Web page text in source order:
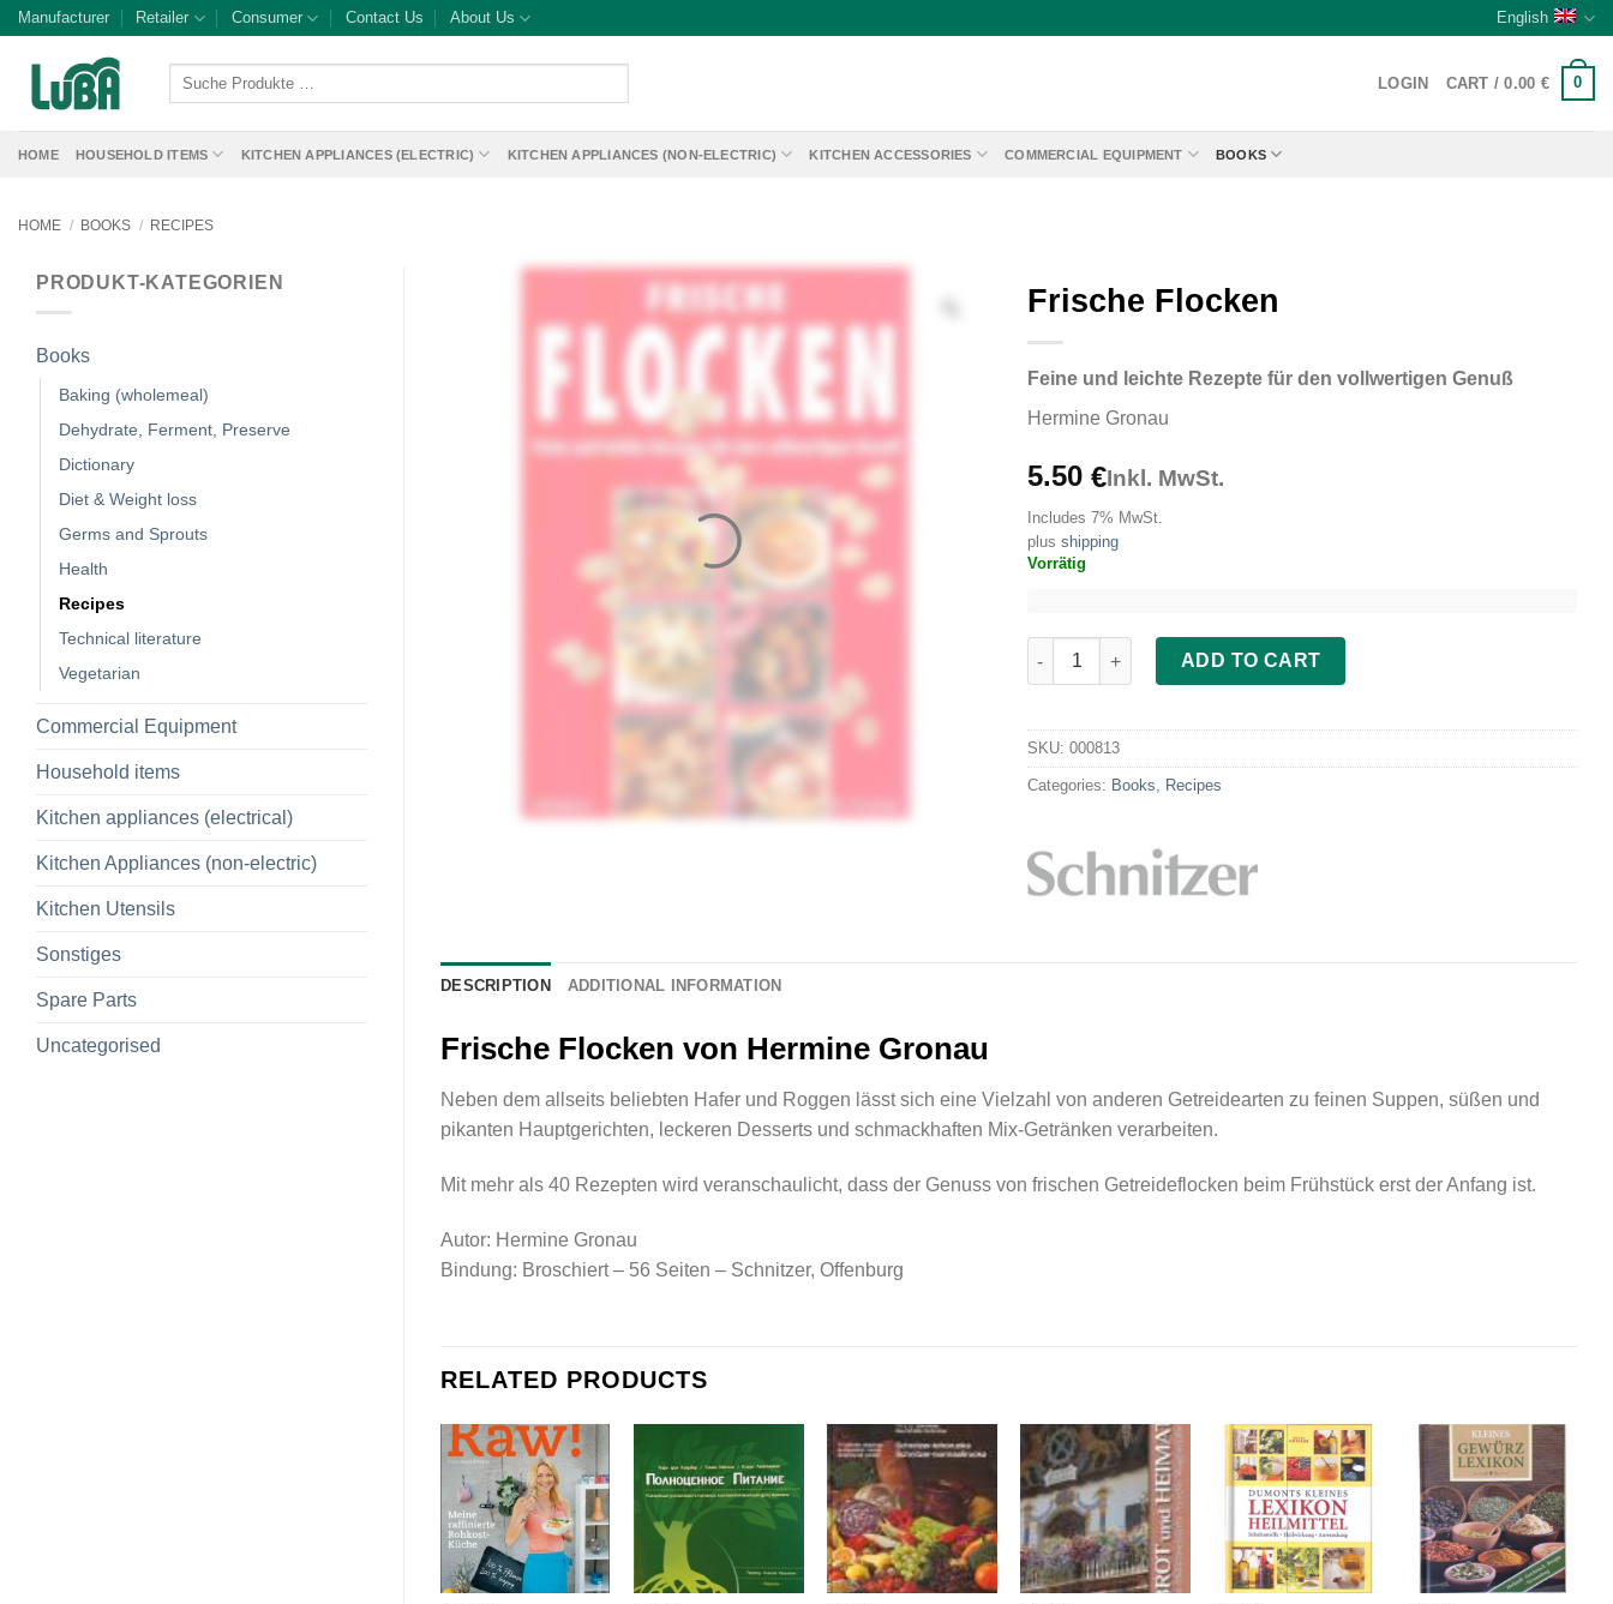
SkipManufacturer Retailer Consumer Contact Us About Us English
Suche
LOGIN CART /0.00 € 0
HOME HOUSEHOLD ITEMS KITCHEN APPLIANCES (ELECTRIC) KITCHEN APPLIANCES (NON-ELECTRIC) KITCHEN ACCESSORIES COMMERCIAL EQUIPMENT BOOKS
HOME / BOOKS / RECIPES
PRODUKT-KATEGORIEN
Books
Baking (wholemeal)
Dehydrate, Ferment, Preserve
Dictionary
Diet & Weight loss
Germs and Sprouts
Health
Recipes
Technical literature
Vegetarian
Commercial Equipment
Household items
Kitchen appliances (electrical)
Kitchen Appliances (non-electric)
Kitchen Utensils
Sonstiges
Spare Parts
Uncategorised
Frische Flocken
Feine und leichte Rezepte für den vollwertigen Genuß
Hermine Gronau
5.50 €Inkl. MwSt.
Includes 7% MwSt.
plus shipping
Vorrätig
Frische Flocken quantity
ADD TO CART
SKU: 000813
Categories: Books Recipes
DESCRIPTION ADDITIONAL INFORMATION
Frische Flocken von Hermine Gronau
Neben dem allseits beliebten Hafer und Roggen lässt sich eine Vielzahl von anderen Getreidearten zu feinen Suppen, süßen und
pikanten Hauptgerichten, leckeren Desserts und schmackhaften Mix-Getränken verarbeiten.
Mit mehr als 40 Rezepten wird veranschaulicht, dass der Genuss von frischen Getreideflocken beim Frühstück erst der Anfang ist.
Autor: Hermine Gronau
Bindung: Broschiert – 56 Seiten – Schnitzer, Offenburg
RELATED PRODUCTS